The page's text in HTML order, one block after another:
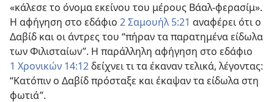
«κάλεσε το όνομα εκείνου του μέρους Βάαλ-φερασίμ».
Η αφήγηση στο εδάφιο 2 Σαμουήλ 5:21 αναφέρει ότι ο
Δαβίδ και οι άντρες του “πήραν τα παρατημένα είδωλα
των Φιλισταίων”. Η παράλληλη αφήγηση στο εδάφιο
1 Χρονικών 14:12δείχνει τι τα έκαναν τελικά, λέγοντας:
“Κατόπιν ο Δαβίδ πρόσταξε και έκαψαν τα είδωλα στη
φωτιά”.